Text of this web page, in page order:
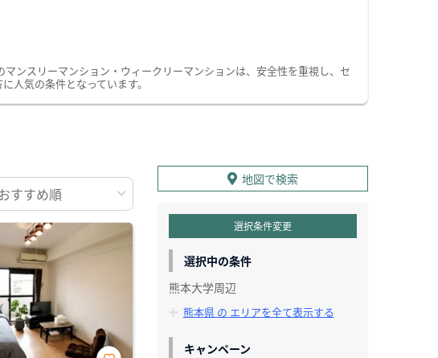
ンスリーマンション・ウィークリーマンションは、安全性を重視し、セ
人気の条件となっています。
地図で検索
選択条件変更
選択中の条件
熊本大学周辺
熊本県 の エリアを全て表示する
キャンペーン